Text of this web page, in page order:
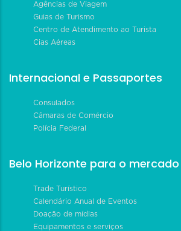
Agências de Viagem
Guias de Turismo
Centro de Atendimento ao Turista
Cias Aéreas
Internacional e Passaportes
Consulados
Câmaras de Comércio
Polícia Federal
Belo Horizonte para o mercado
Trade Turístico
Calendário Anual de Eventos
Doação de mídias
Equipamentos e serviços